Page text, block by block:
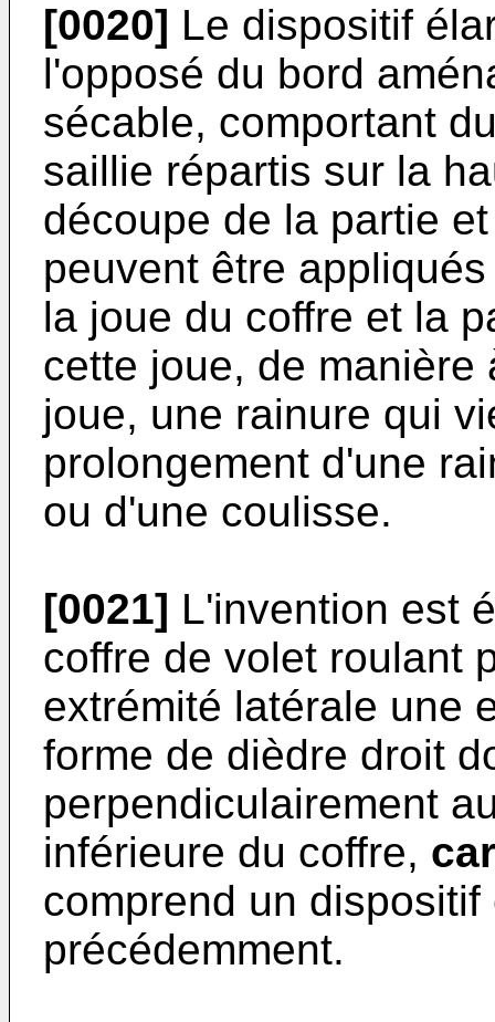
[0020] Le dispositif
l'opposé du bord
sécable, comportant
saillie répartis sur la
découpe de la partie
peuvent être
la joue du coffre et la
cette joue, de manière
joue, une rainure qui
prolongement d'une
ou d'une coulisse.
[0021] L'invention est
coffre de volet roulant
extrémité latérale une
forme de dièdre droit
perpendiculairement
inférieure du coffre,
comprend un
précédemment.